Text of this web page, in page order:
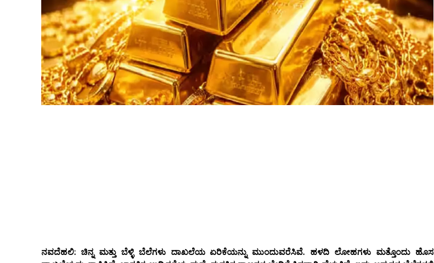
ನವದೆಹಲಿ: ಚಿನ್ನ ಮತ್ತು ಬೆಳ್ಳಿ ಬೆಲೆಗಳು ದಾಖಲೆಯ ಏರಿಕೆಯನ್ನು ಮುಂದುವರೆಸಿವೆ. ಹಳದಿ ಲೋಹಗಳು ಮತ್ತೊಂದು ಹೊಸ